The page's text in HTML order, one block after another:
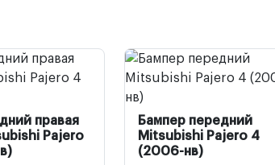
правая
Pajero
Бампер передний
Mitsubishi Pajero 4
(2006-нв)